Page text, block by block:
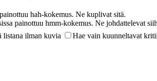
hah-kokemus. Ne kuplivat sitä.
painottuu hmm-kokemus. Ne johdattelevat
listana ilman kuvia Hae vain kuunneltavat